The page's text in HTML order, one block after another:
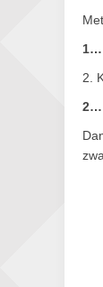
1…
2.
2…